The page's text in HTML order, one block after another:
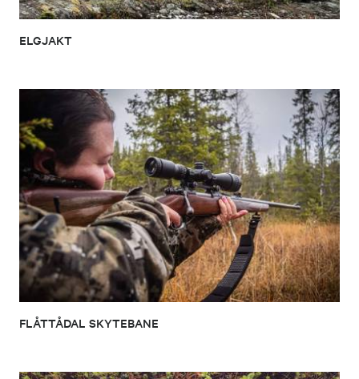
ELGJAKT
FLÅTTÅDAL SKYTEBANE